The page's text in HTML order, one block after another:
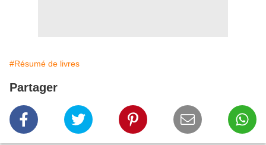
#Résumé de livres
Partager